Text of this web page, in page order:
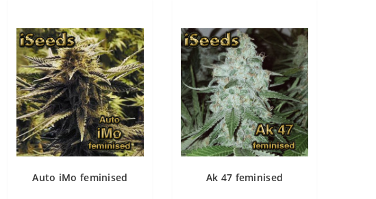
Auto iMo feminised Ak 47 feminised